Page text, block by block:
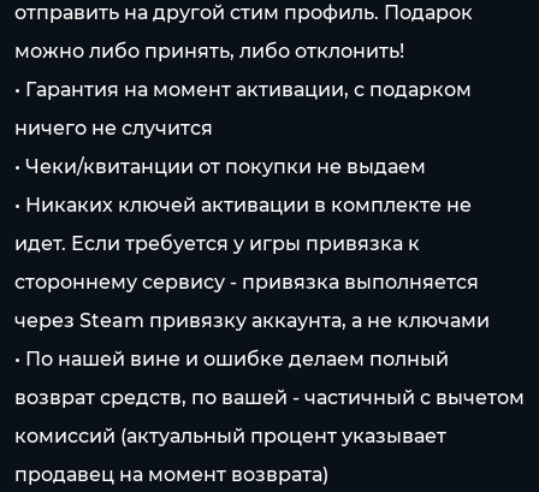
отправить на другой стим профиль. Подарок
можно либо принять, либо отклонить!
• Гарантия на момент активации, с подарком
ничего не случится
• Чеки/квитанции от покупки не выдаем
• Никаких ключей активации в комплекте не
идет. Если требуется у игры привязка к
стороннему сервису - привязка выполняется
через Steam привязку аккаунта, а не ключами
• По нашей вине и ошибке делаем полный
возврат средств, по вашей - частичный с вычетом
комиссий (актуальный процент указывает
продавец на момент возврата)